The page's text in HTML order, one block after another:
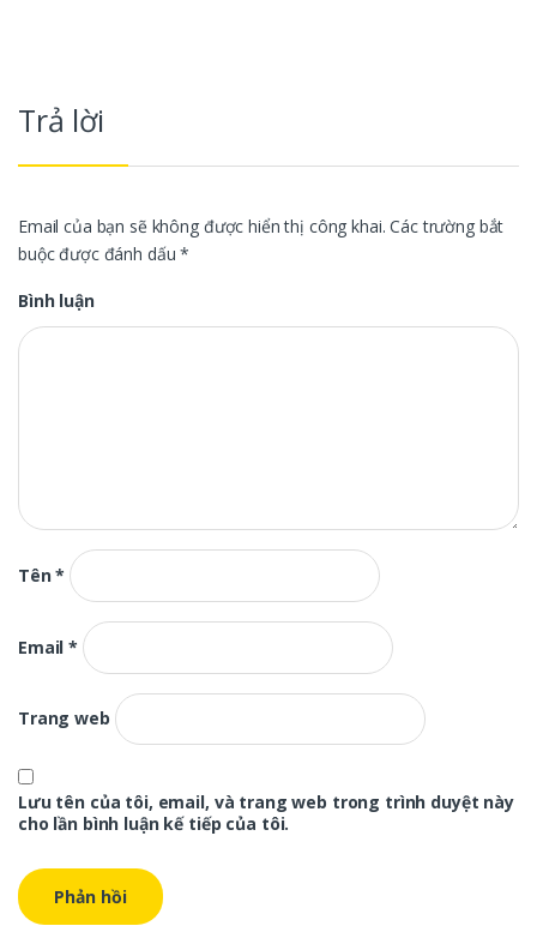
Trả lời
Email của bạn sẽ không được hiển thị công khai. Các trường bắt
buộc được đánh dấu*
Bình luận
Tên*
Email*
Trang web
Lưu tên của tôi, email, và trang web trong trình duyệt này
cho lần bình luận kế tiếp của tôi.